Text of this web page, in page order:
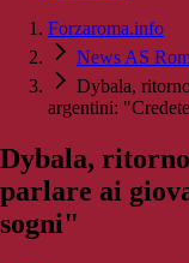
Forzaroma.info
News AS
Dybala,
argentini:
Dybala,
parlare ai
sogni"